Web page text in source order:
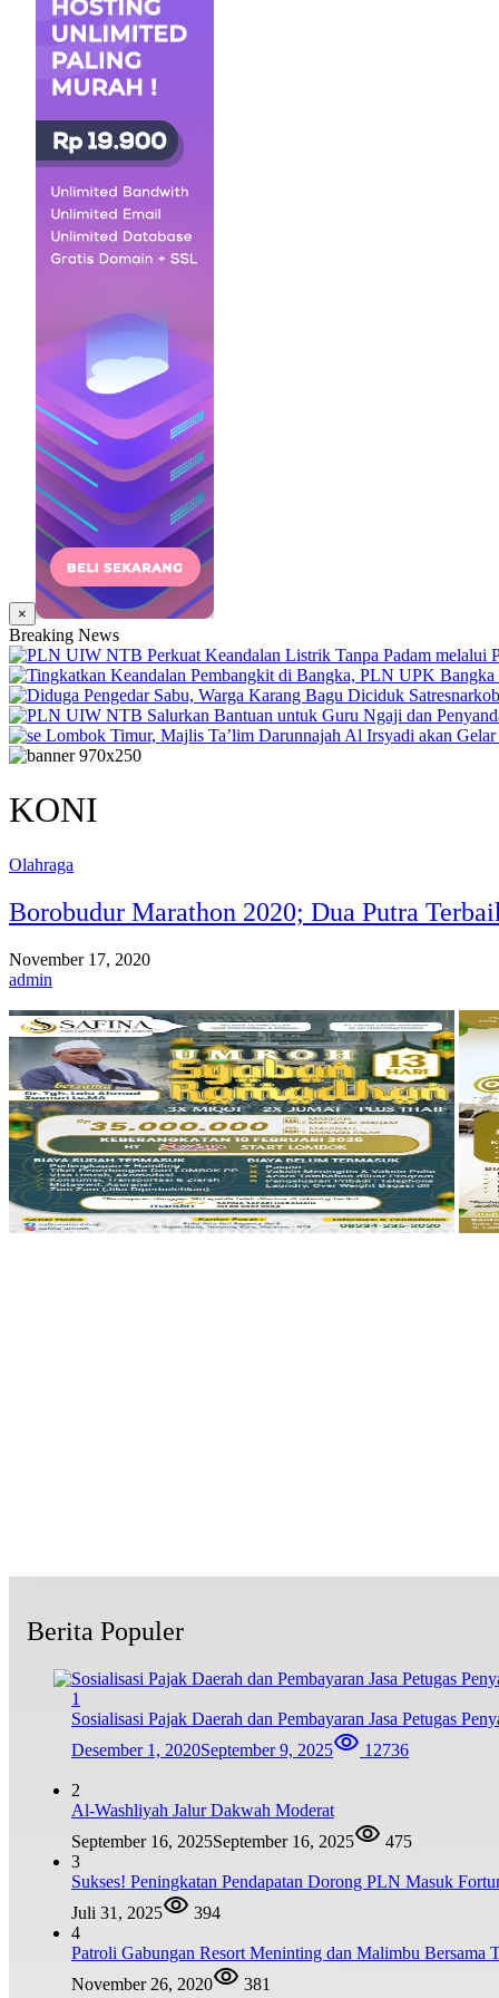
×
Breaking News
KONI
Olahraga
Borobudur Marathon 2020; Dua Putra
November 17, 2020
admin
Berita Populer
1
Sosialisasi Pajak Daerah dan Pembayaran Jasa Petugas
Desember 1, 2020September 9, 2025 12736
2
Al-Washliyah Jalur Dakwah Moderat
September 16, 2025September 16, 2025
475
3
Sukses! Peningkatan Pendapatan Dorong PLN Masuk
Juli 31, 2025
394
4
Patroli Gabungan Resort Meninting dan Malimbu Bersama
November 26, 2020
381